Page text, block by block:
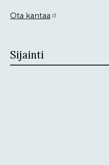
Ota kantaa
Sijainti